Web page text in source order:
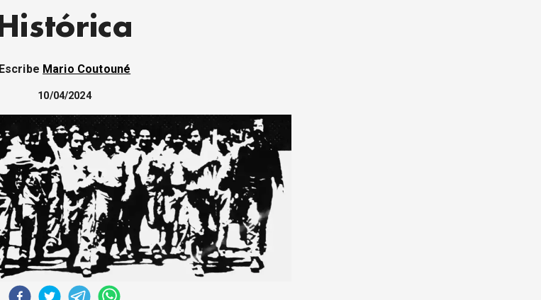
Histórica
Escribe Mario Coutouné
10/04/2024